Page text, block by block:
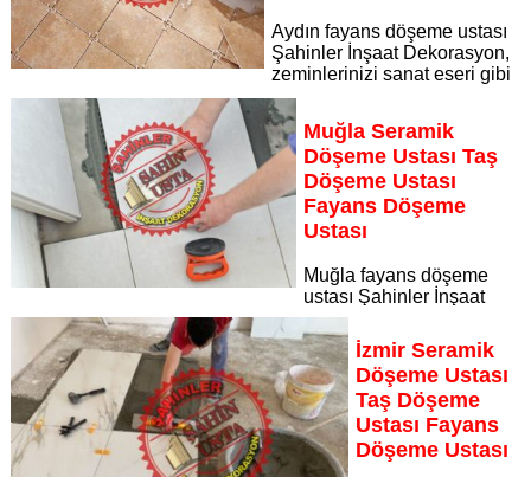
Aydın fayans döşeme ustası
Şahinler İnşaat Dekorasyon,
zeminlerinizi sanat eseri gibi
işleyen uzman kadrosuyla Aydın bölgesine özel hizmet
sunuyor Aydın seramik döşeme ustası taş döşeme ustası
fayans döşeme ustası
Sayfaya Git
Muğla Seramik
Döşeme Ustası Taş
Döşeme Ustası
Fayans Döşeme
Ustası
Muğla fayans döşeme
ustası Şahinler İnşaat
Dekorasyon, zeminlerinizi sanat eseri gibi işleyen uzman
kadrosuyla Muğla bölgesine özel hizmet sunuyor Muğla
seramik döşeme ustası taş döşeme ustası fayans döşeme
ustası
Sayfaya Git
İzmir Seramik
Döşeme Ustası
Taş Döşeme
Ustası Fayans
Döşeme Ustası